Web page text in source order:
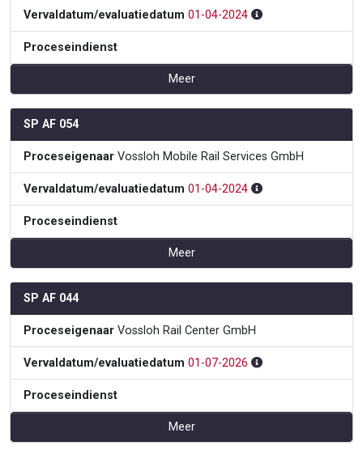
Vervaldatum/evaluatiedatum 01-04-2024
Proceseindienst
Meer
SP AF 054
Proceseigenaar Vossloh Mobile Rail Services GmbH
Vervaldatum/evaluatiedatum 01-04-2024
Proceseindienst
Meer
SP AF 044
Proceseigenaar Vossloh Rail Center GmbH
Vervaldatum/evaluatiedatum 01-07-2026
Proceseindienst
Meer